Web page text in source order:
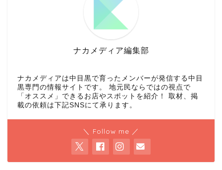
ナカメディア編集部
ナカメディアは中目黒で育ったメンバーが発信する中目
黒専門の情報サイトです。 地元民ならではの視点で
「オススメ」できるお店やスポットを紹介！ 取材、掲
載の依頼は下記SNSにて承ります。
＼ Follow me ／